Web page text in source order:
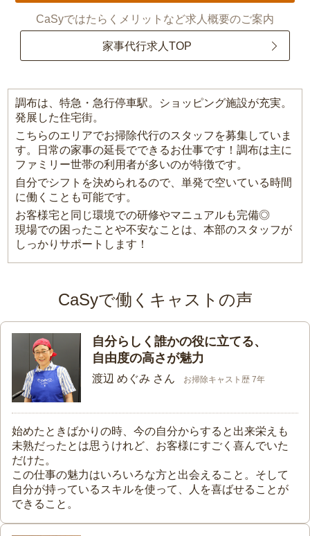
CaSyではたらくメリットなど求人概要のご案内
家事代行求人TOP
調布は、特急・急行停車駅。ショッピング施設が充実。
発展した住宅街。
こちらのエリアでお掃除代行のスタッフを募集していま
す。日常の家事の延長でできるお仕事です！調布は主に
ファミリー世帯の利用者が多いのが特徴です。
自分でシフトを決められるので、単発で空いている時間
に働くことも可能です。
お客様宅と同じ環境での研修やマニュアルも完備◎
現場での困ったことや不安なことは、本部のスタッフが
しっかりサポートします！
CaSyで働くキャストの声
自分らしく誰かの役に立てる、
自由度の高さが魅力
渡辺 めぐみ さん お掃除キャスト歴 7年
始めたときばかりの時、今の自分からすると出来栄えも
未熟だったとは思うけれど、お客様にすごく喜んでいた
だけた。
この仕事の魅力はいろいろな方と出会えること。そして
自分が持っているスキルを使って、人を喜ばせることが
できること。